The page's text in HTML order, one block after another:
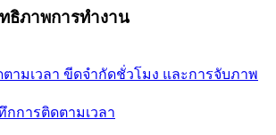
ธิภาพการทำงาน
ามเวลา ขีดจำกัดชั่วโมง และการจับภาพ
กการติดตามเวลา